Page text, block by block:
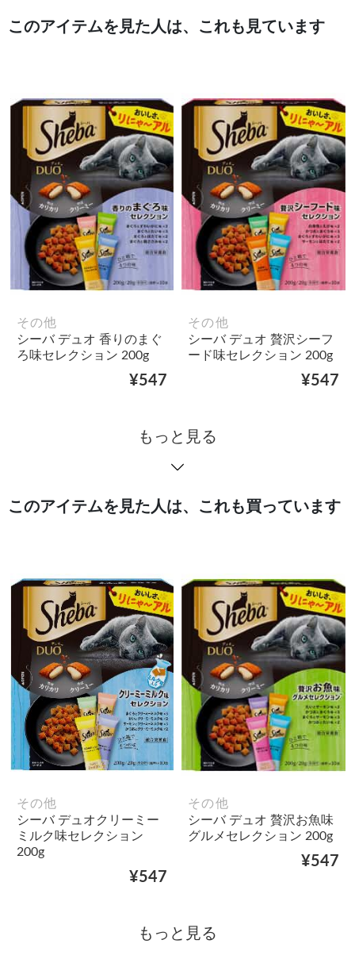
このアイテムを見た人は、これも見ています
その他
シーバ デュオ 香りのまぐ
ろ味セレクション 200g
¥547
その他
シーバ デュオ 贅沢シーフ
ード味セレクション 200g
¥547
もっと見る
このアイテムを見た人は、これも買っています
その他
シーバ デュオクリーミー
ミルク味セレクション
200g
¥547
その他
シーバ デュオ 贅沢お魚味
グルメセレクション 200g
¥547
もっと見る